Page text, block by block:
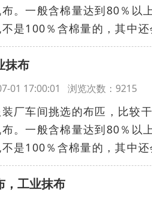
。一般含棉量达到80％以
是100％含棉量的，其中
抹布
01 17:00:01 浏览次数：9215
厂车间挑选的布匹，比较
。一般含棉量达到80％以
是100％含棉量的，其中
，工业抹布